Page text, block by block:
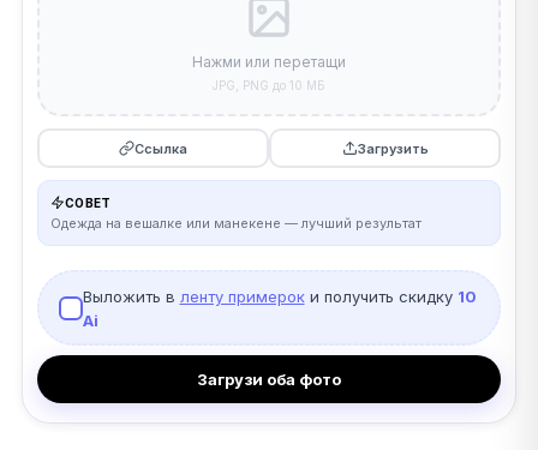
Нажми или перетащи
JPG, PNG до 10 МБ
Ссылка Загрузить
СОВЕТ
Одежда на вешалке или манекене — лучший результат
Выложить в ленту примероки получить скидку 10
Ai
Загрузи оба фото